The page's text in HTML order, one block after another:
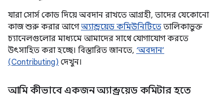
যারা সোর্স কোড দিয়ে অবদান রাখতে আগ্রহী, তাদের যেকোনো
কাজ শুরু করার আগেঅ্যান্ড্রয়েড কমিউনিটিতে তালিকাভুক্ত
চ্যানেলগুলোর মাধ্যমে আমাদের সাথে যোগাযোগ করতে
উৎসাহিত করা হচ্ছে। বিস্তারিত জানতে, ‘অবদান’
(Contributing) দেখুন।
আমি কীভাবে একজন অ্যান্ড্রয়েড কমিটার হতে